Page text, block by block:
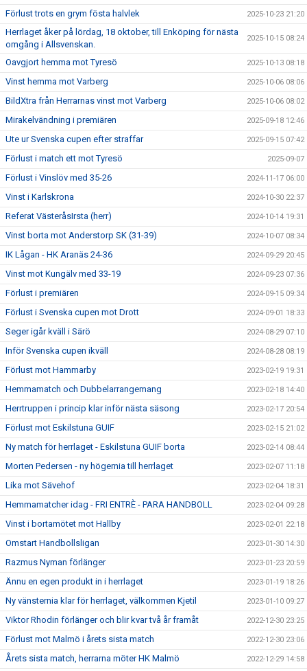
Förlust trots en grym fösta halvlek 2025-10-23 21:20
Herrlaget åker på lördag, 18 oktober, till Enköping för nästa
omgång i Allsvenskan.
2025-10-15 08:24
Oavgjort hemma mot Tyresö 2025-10-13 08:18
Vinst hemma mot Varberg 2025-10-06 08:06
BildXtra från Herrarnas vinst mot Varberg 2025-10-06 08:02
Mirakelvändning i premiären 2025-09-18 12:46
Ute ur Svenska cupen efter straffar 2025-09-15 07:42
Förlust i match ett mot Tyresö 2025-09-07
Förlust i Vinslöv med 35-26 2024-11-17 06:00
Vinst i Karlskrona 2024-10-30 22:37
Referat VästeråsIrsta (herr) 2024-10-14 19:31
Vinst borta mot Anderstorp SK (31-39) 2024-10-07 08:34
IK Lågan - HK Aranäs 24-36 2024-09-29 20:45
Vinst mot Kungälv med 33-19 2024-09-23 07:36
Förlust i premiären 2024-09-15 09:34
Förlust i Svenska cupen mot Drott 2024-09-01 18:33
Seger igår kväll i Särö 2024-08-29 07:10
Inför Svenska cupen ikväll 2024-08-28 08:19
Förlust mot Hammarby 2023-02-19 19:31
Hemmamatch och Dubbelarrangemang 2023-02-18 14:40
Herrtruppen i princip klar inför nästa säsong 2023-02-17 20:54
Förlust mot Eskilstuna GUIF 2023-02-15 21:02
Ny match för herrlaget - Eskilstuna GUIF borta 2023-02-14 08:44
Morten Pedersen - ny högernia till herrlaget 2023-02-07 11:18
Lika mot Sävehof 2023-02-04 18:31
Hemmamatcher idag - FRI ENTRÈ - PARA HANDBOLL 2023-02-04 09:28
Vinst i bortamötet mot Hallby 2023-02-01 22:18
Omstart Handbollsligan 2023-01-30 14:30
Razmus Nyman förlänger 2023-01-23 20:59
Ännu en egen produkt in i herrlaget 2023-01-19 18:26
Ny vänsternia klar för herrlaget, välkommen Kjetil 2023-01-10 09:27
Viktor Rhodin förlänger och blir kvar två år framåt 2022-12-30 23:25
Förlust mot Malmö i årets sista match 2022-12-30 23:06
Årets sista match, herrarna möter HK Malmö 2022-12-29 14:58